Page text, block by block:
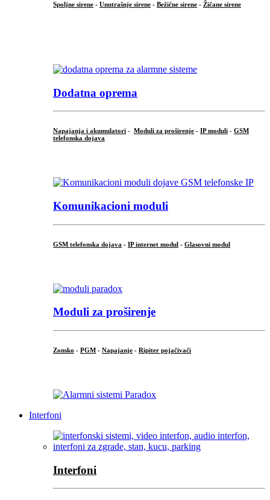
Spoljne sirene - Unutrašnje sirene - Bežične sirene - Žičane sirene
Dodatna oprema
Napajanja i akumulatori - Moduli za proširenje - IP moduli - GSM
telefonska dojava
Komunikacioni moduli
GSM telefonska dojava - IP internet modul - Glasovni modul
Moduli za proširenje
Zonsko - PGM - Napajanje - Ripiter pojačivači
Interfoni
Interfoni